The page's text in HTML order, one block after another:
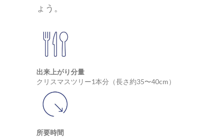
ょう。
出来上がり分量
クリスマスツリー1本分（長さ約35〜40cm）
所要時間